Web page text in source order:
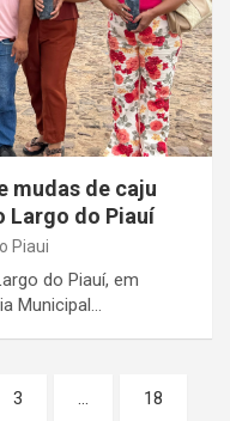
mudas de caju
Largo do Piauí
Piaui
do Piauí, em
Municipal…
3 … 18